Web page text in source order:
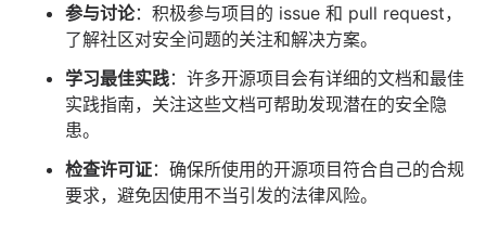
参与讨论：积极参与项目的 issue 和 pull request，
了解社区对安全问题的关注和解决方案。
学习最佳实践：许多开源项目会有详细的文档和最佳
实践指南，关注这些文档可帮助发现潜在的安全隐
患。
检查许可证：确保所使用的开源项目符合自己的合规
要求，避免因使用不当引发的法律风险。